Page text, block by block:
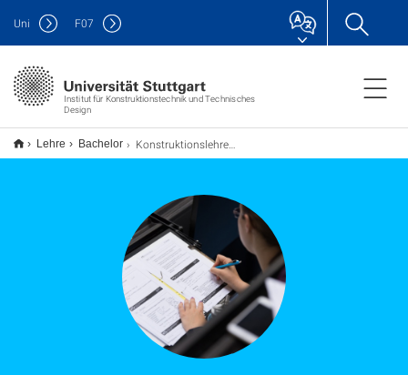
Institut für Konstruktionstechnik und Technisches
Design
Uni F07
Lehre Bachelor Konstruktionslehre IV